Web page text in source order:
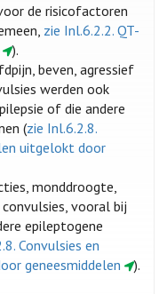
de risicofactoren
zie Inl.6.2.2. QT-
).
beven, agressief
werden ook
of die andere
(zie Inl.6.2.8.
uitgelokt door
monddroogte,
vooral bij
epileptogene
Convulsies en
geneesmiddelen
).